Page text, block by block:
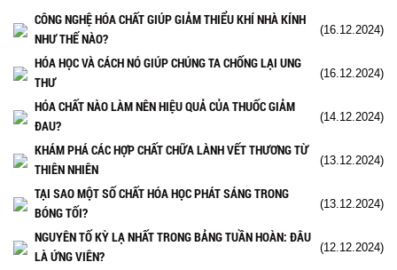
CÔNG NGHỆ HÓA CHẤT GIÚP GIẢM THIỂU KHÍ NHÀ KÍNH
NHƯ THẾ NÀO?
(16.12.2024)
HÓA HỌC VÀ CÁCH NÓ GIÚP CHÚNG TA CHỐNG LẠI UNG
THƯ
(16.12.2024)
HÓA CHẤT NÀO LÀM NÊN HIỆU QUẢ CỦA THUỐC GIẢM
ĐAU?
(14.12.2024)
KHÁM PHÁ CÁC HỢP CHẤT CHỮA LÀNH VẾT THƯƠNG TỪ
THIÊN NHIÊN
(13.12.2024)
TẠI SAO MỘT SỐ CHẤT HÓA HỌC PHÁT SÁNG TRONG
BÓNG TỐI?
(13.12.2024)
NGUYÊN TỐ KỲ LẠ NHẤT TRONG BẢNG TUẦN HOÀN: ĐÂU
LÀ ỨNG VIÊN?
(12.12.2024)